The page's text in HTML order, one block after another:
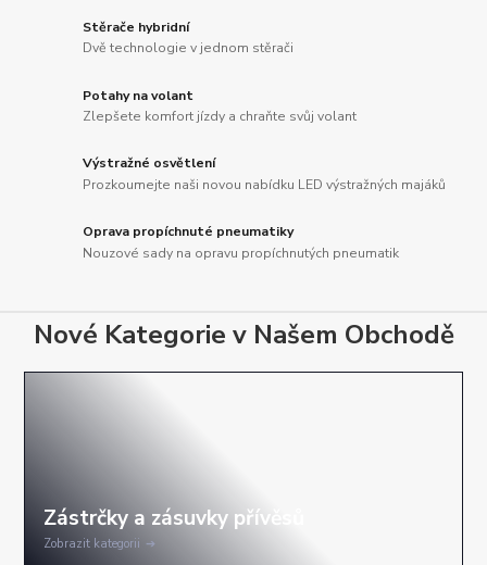
Stěrače hybridní
Dvě technologie v jednom stěrači
Potahy na volant
Zlepšete komfort jízdy a chraňte svůj volant
Výstražné osvětlení
Prozkoumejte naši novou nabídku LED výstražných majáků
Oprava propíchnuté pneumatiky
Nouzové sady na opravu propíchnutých pneumatik
Nové Kategorie v Našem Obchodě
Zobrazit kategorii